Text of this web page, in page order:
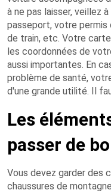
à ne pas laisser, veillez
passeport, votre permis
de train, etc. Votre
les coordonnées de
aussi importantes. En
problème de santé,
d'une grande utilité. Il
Les
passer de
Vous devez garder des
chaussures de